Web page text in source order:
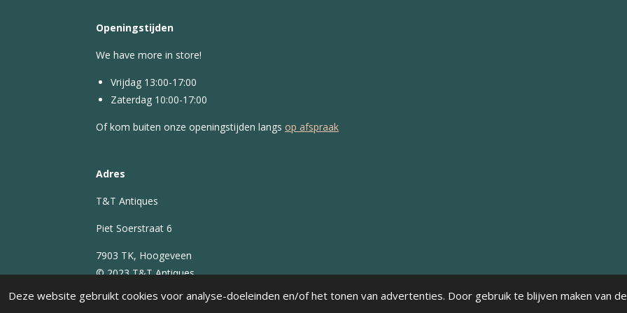
Deze website gebruikt cookies voor analyse-doeleinden en/of het tonen van advertenties. Door gebruik te blijven maken van
Openingstijden
We have more in store!
Vrijdag 13:00-17:00
Zaterdag 10:00-17:00
Of kom buiten onze openingstijden langs op afspraak
Adres
T&T Antiques
Piet Soerstraat 6
7903 TK, Hoogeveen
© 2023 T&T Antiques